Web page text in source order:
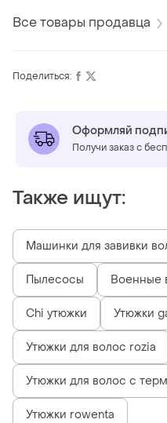
Все товары продавца
Поделиться:
Оформляй
Получи заказ с
Также ищут:
Машинки для завивки
Пылесосы Военные
Chi утюжки Утюжки
Утюжки для волос rozia
Утюжки для волос с
Утюжки rowenta